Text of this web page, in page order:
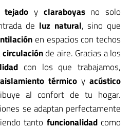
tejado y claraboyasno solo
de luz natural, sino que
en espacios con techos
circulaciónde aire. Gracias a los
con los que trabajamos,
aislamiento térmicoyacústico
al confort de tu hogar.
se adaptan perfectamente
tanto funcionalidadcomo